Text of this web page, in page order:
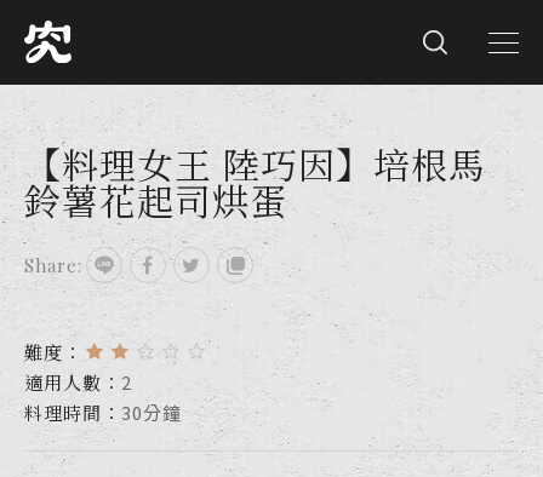
【料理女王 陸巧因】培根馬
鈴薯花起司烘蛋
Share:
難度：
適用人數： 2
料理時間： 30分鐘